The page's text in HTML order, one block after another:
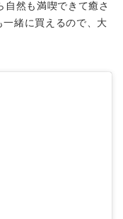
然も満喫できて癒さ
緒に買えるので、大